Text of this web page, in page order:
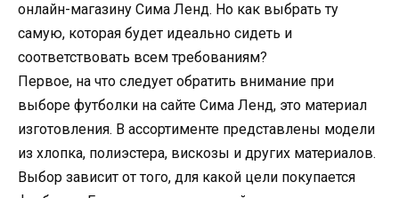
онлайн-магазину Сима Ленд. Но как выбрать ту
самую, которая будет идеально сидеть и
соответствовать всем требованиям?
Первое, на что следует обратить внимание при
выборе футболки на сайте Сима Ленд, это материал
изготовления. В ассортименте представлены модели
из хлопка, полиэстера, вискозы и других материалов.
Выбор зависит от того, для какой цели покупается